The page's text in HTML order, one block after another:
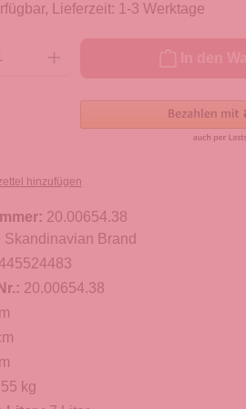
Lieferzeit: 1-3 Werktage
hinzufügen
20.00654.38
Skandinavian Brand
20.00654.38
kg